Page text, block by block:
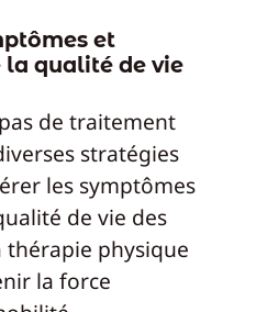
et
qualité de vie
pas de traitement
stratégies
les symptômes
de vie des
thérapie physique
la force